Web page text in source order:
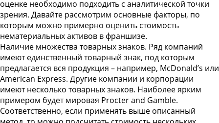
оценке необходимо подходить с аналитической точки
зрения. Давайте рассмотрим основные факторы, по
которым можно примерно оценить стоимость
нематериальных активов в франшизе.
Наличие множества товарных знаков. Ряд компаний
имеют единственный товарный знак, под которым
предлагается вся продукция – например, McDonald’s или
American Express. Другие компании и корпорации
имеют несколько товарных знаков. Наиболее ярким
примером будет мировая Procter and Gamble.
Соответственно, если применять выше описанный